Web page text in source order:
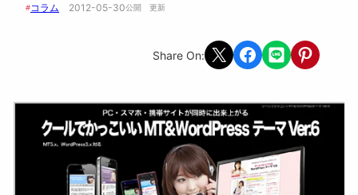
#コラム 2012-05-30公開 更新
Share On: Share on X Share on Facebook
Share on LINEShare on